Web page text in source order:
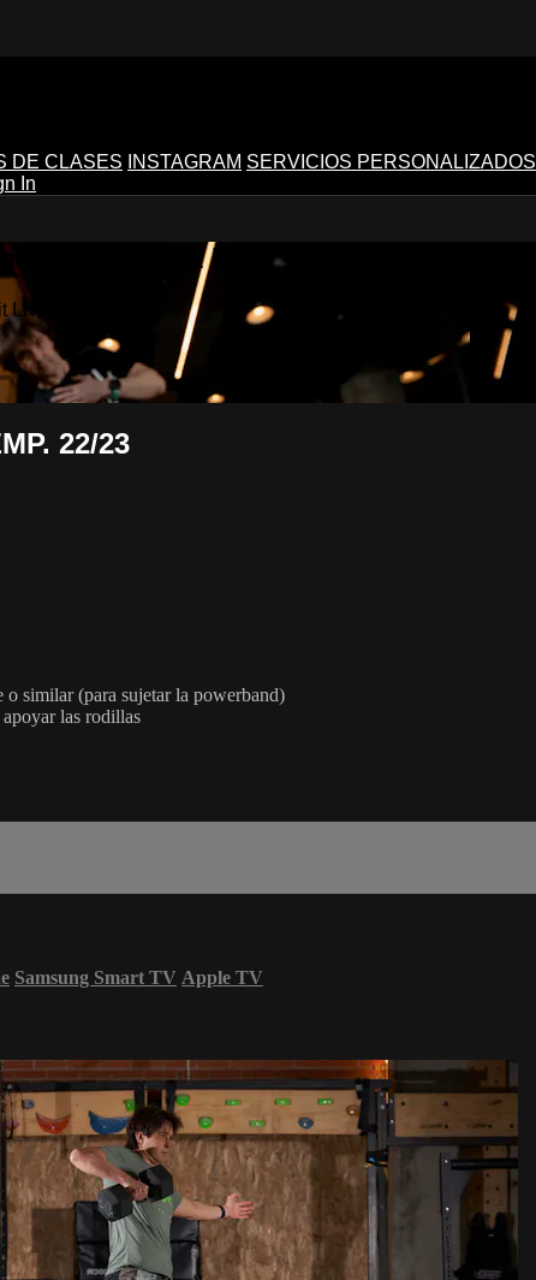
DE CLASES INSTAGRAM SERVICIOS PERSONALIZADOS
In
on Ky-Fit Live
Live
22/23
o similar (para sujetar la powerband)
las rodillas
Samsung Smart TV Apple TV